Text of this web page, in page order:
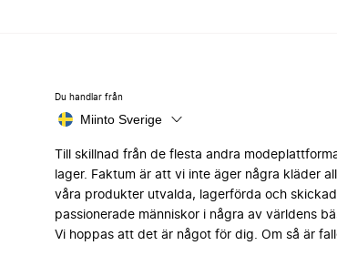
Du handlar från
Miinto Sverige
Till skillnad från de flesta andra
lager. Faktum är att vi inte äger några kläder
våra produkter utvalda, lagerförda och
passionerade människor i några av världens
Vi hoppas att det är något för dig. Om så är